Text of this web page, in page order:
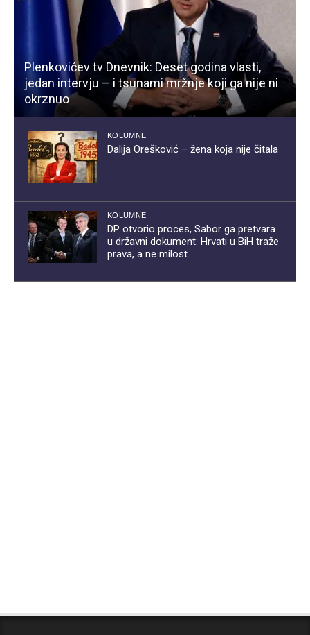
Plenkovićev tv Dnevnik: Deset godina vlasti,
jedan intervju – i tsunami mržnje koji ga nije ni
okrznuo
KOLUMNE
Dalija Orešković – žena koja nije čitala
KOLUMNE
DP otvorio proces, Sabor ga pretvara
u državni dokument: Hrvati u BiH traže
prava, a ne milost